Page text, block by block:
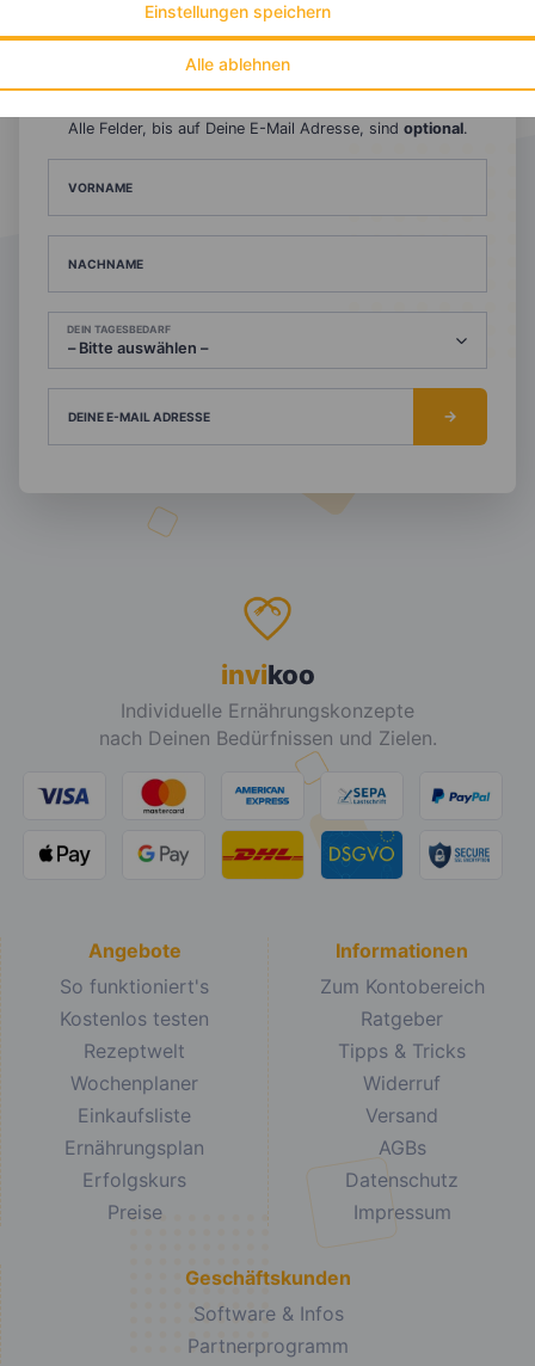
Alle ablehnen
Einstellungen speichern
Werde Teil voninvikoo.
Alle Felder, bis auf Deine E-Mail Adresse, sind optional.
VORNAME
NACHNAME
DEIN TAGESBEDARF
DEINE E-MAIL ADRESSE
invikoo
Individuelle Ernährungskonzepte
nach Deinen Bedürfnissen und Zielen.
Angebote
So funktioniert's
Kostenlos testen
Rezeptwelt
Wochenplaner
Einkaufsliste
Ernährungsplan
Erfolgskurs
Preise
Informationen
Zum Kontobereich
Ratgeber
Tipps & Tricks
Widerruf
Versand
AGBs
Datenschutz
Impressum
Geschäftskunden
Software & Infos
Partnerprogramm